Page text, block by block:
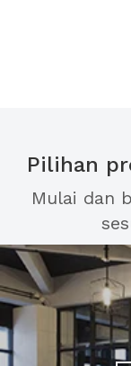
Pilihan
Mulai dan